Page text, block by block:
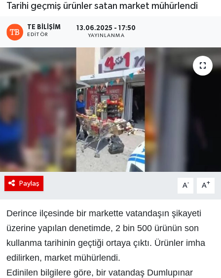
Tarihi geçmiş ürünler satan market mühürlendi
TE BILIŞIM
EDITÖR
13.06.2025 - 17:50
YAYINLANMA
Paylaş A- A+
Derince ilçesinde bir markette vatandaşın şikayeti
üzerine yapılan denetimde, 2 bin 500 ürünün son
kullanma tarihinin geçtiği ortaya çıktı. Ürünler imha
edilirken, market mühürlendi.
Edinilen bilgilere göre, bir vatandaş Dumlupınar